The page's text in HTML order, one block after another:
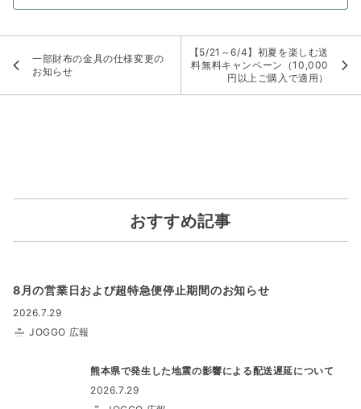
一部財布の金具の仕様変更の
お知らせ
【5/21～6/4】初夏を楽しむ送
料無料キャンペーン（10,000
円以上ご購入で適用）
おすすめ記事
8月の営業日および超特急便停止期間のお知らせ
2026.7.29
JOGGO 広報
熊本県で発生した地震の影響による配送遅延について
2026.7.29